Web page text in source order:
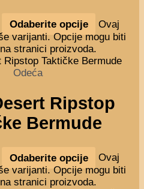
Odaberite opcije
Ovaj
varijanti. Opcije mogu biti
stranici proizvoda.
Odeća
Ripstop
Bermude
Odaberite opcije
Ovaj
varijanti. Opcije mogu biti
stranici proizvoda.